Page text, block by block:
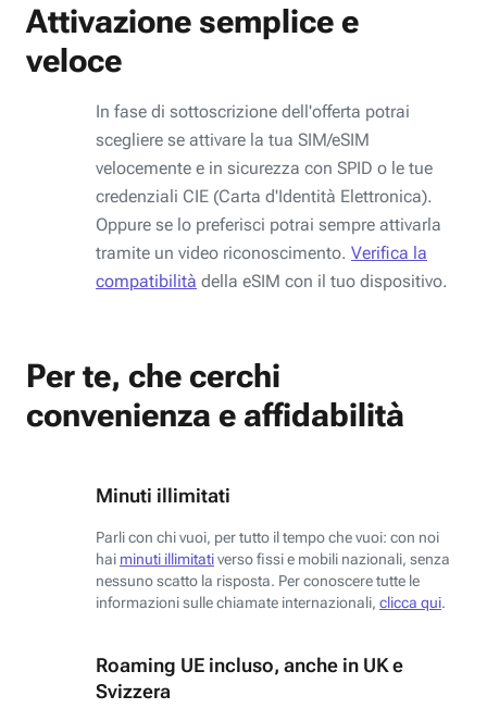
Attivazione semplice e
veloce
In fase di sottoscrizione dell'offerta potrai
scegliere se attivare la tua SIM/eSIM
velocemente e in sicurezza con SPID o le tue
credenziali CIE (Carta d'Identità Elettronica).
Oppure se lo preferisci potrai sempre attivarla
tramite un video riconoscimento. Verifica la
compatibilità della eSIM con il tuo dispositivo.
Per te, che cerchi
convenienza e affidabilità
Minuti illimitati
Parli con chi vuoi, per tutto il tempo che vuoi: con noi
hai minuti illimitativerso fissi e mobili nazionali, senza
nessuno scatto la risposta. Per conoscere tutte le
informazioni sulle chiamate internazionali, clicca qui.
Roaming UE incluso, anche in UK e
Svizzera